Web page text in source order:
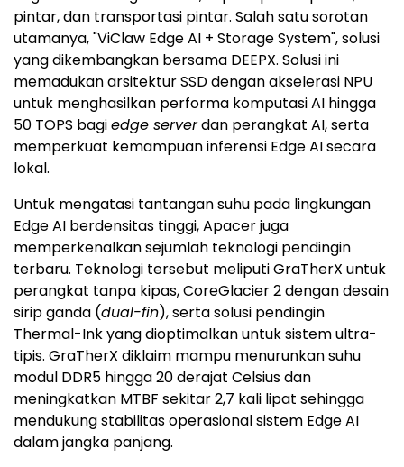
pintar, dan transportasi pintar. Salah satu sorotan
utamanya, "ViClaw Edge AI + Storage System", solusi
yang dikembangkan bersama DEEPX. Solusi ini
memadukan arsitektur SSD dengan akselerasi NPU
untuk menghasilkan performa komputasi AI hingga
50 TOPS bagiedge serverdan perangkat AI, serta
memperkuat kemampuan inferensi Edge AI secara
lokal.
Untuk mengatasi tantangan suhu pada lingkungan
Edge AI berdensitas tinggi, Apacer juga
memperkenalkan sejumlah teknologi pendingin
terbaru. Teknologi tersebut meliputi GraTherX untuk
perangkat tanpa kipas, CoreGlacier 2 dengan desain
sirip ganda (dual-fin), serta solusi pendingin
Thermal-Ink yang dioptimalkan untuk sistem ultra-
tipis. GraTherX diklaim mampu menurunkan suhu
modul DDR5 hingga 20 derajat Celsius dan
meningkatkan MTBF sekitar 2,7 kali lipat sehingga
mendukung stabilitas operasional sistem Edge AI
dalam jangka panjang.